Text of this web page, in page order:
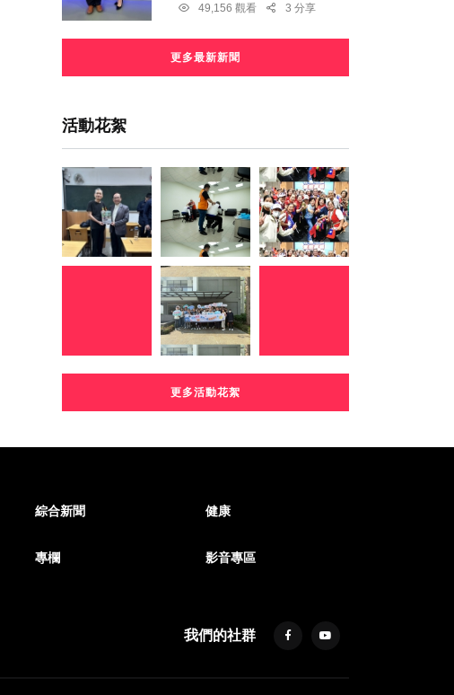
49,156 觀看
3 分享
更多最新新聞
活動花絮
更多活動花絮
綜合新聞 健康
專欄 影音專區
我們的社群